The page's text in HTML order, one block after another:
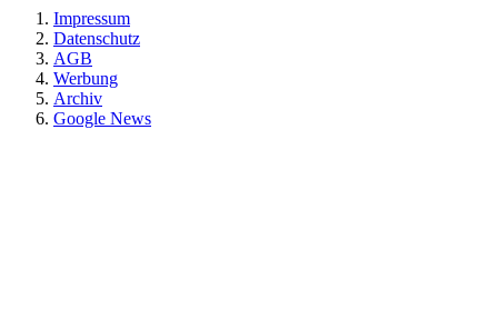
Impressum
Datenschutz
AGB
Werbung
Archiv
Google News